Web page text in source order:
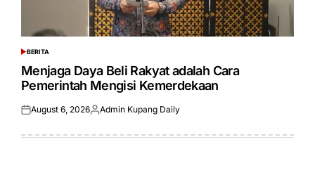
POSTED
IN
BERITA
Menjaga Daya Beli Rakyat adalah Cara
Pemerintah Mengisi Kemerdekaan
Posted
August 6, 2026Posted
Admin Kupang Daily